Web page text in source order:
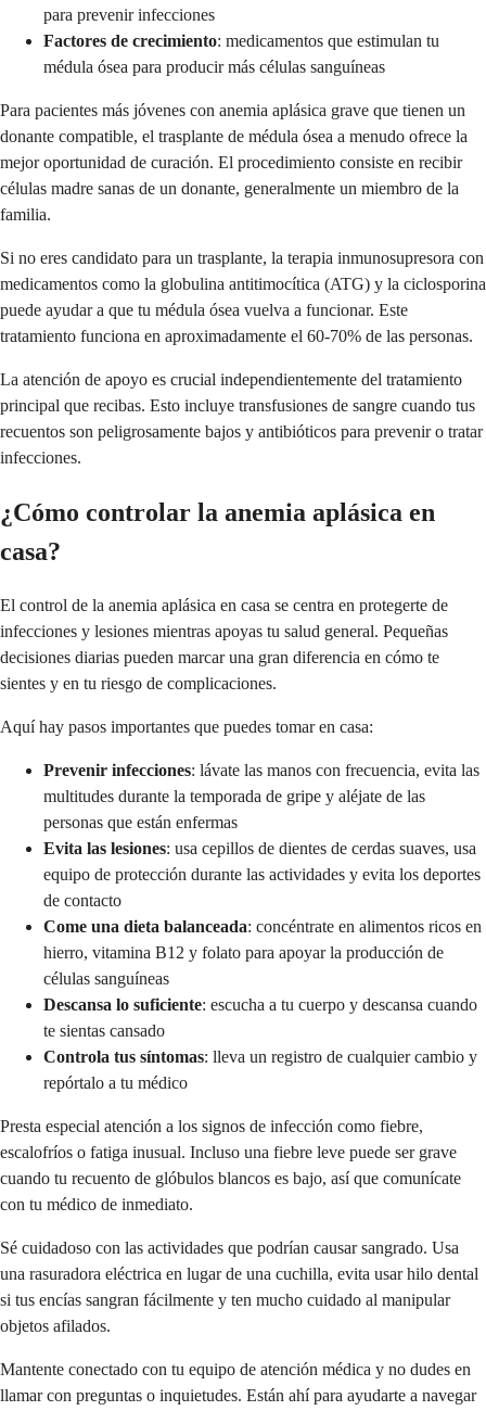
para prevenir infecciones
Factores de crecimiento: medicamentos que estimulan tu
médula ósea para producir más células sanguíneas
Para pacientes más jóvenes con anemia aplásica grave que tienen un
donante compatible, el trasplante de médula ósea a menudo ofrece la
mejor oportunidad de curación. El procedimiento consiste en recibir
células madre sanas de un donante, generalmente un miembro de la
familia.
Si no eres candidato para un trasplante, la terapia inmunosupresora con
medicamentos como la globulina antitimocítica (ATG) y la ciclosporina
puede ayudar a que tu médula ósea vuelva a funcionar. Este
tratamiento funciona en aproximadamente el 60-70% de las personas.
La atención de apoyo es crucial independientemente del tratamiento
principal que recibas. Esto incluye transfusiones de sangre cuando tus
recuentos son peligrosamente bajos y antibióticos para prevenir o tratar
infecciones.
¿Cómo controlar la anemia aplásica en
casa?
El control de la anemia aplásica en casa se centra en protegerte de
infecciones y lesiones mientras apoyas tu salud general. Pequeñas
decisiones diarias pueden marcar una gran diferencia en cómo te
sientes y en tu riesgo de complicaciones.
Aquí hay pasos importantes que puedes tomar en casa:
Prevenir infecciones: lávate las manos con frecuencia, evita las
multitudes durante la temporada de gripe y aléjate de las
personas que están enfermas
Evita las lesiones: usa cepillos de dientes de cerdas suaves, usa
equipo de protección durante las actividades y evita los deportes
de contacto
Come una dieta balanceada: concéntrate en alimentos ricos en
hierro, vitamina B12 y folato para apoyar la producción de
células sanguíneas
Descansa lo suficiente: escucha a tu cuerpo y descansa cuando
te sientas cansado
Controla tus síntomas: lleva un registro de cualquier cambio y
repórtalo a tu médico
Presta especial atención a los signos de infección como fiebre,
escalofríos o fatiga inusual. Incluso una fiebre leve puede ser grave
cuando tu recuento de glóbulos blancos es bajo, así que comunícate
con tu médico de inmediato.
Sé cuidadoso con las actividades que podrían causar sangrado. Usa
una rasuradora eléctrica en lugar de una cuchilla, evita usar hilo dental
si tus encías sangran fácilmente y ten mucho cuidado al manipular
objetos afilados.
Mantente conectado con tu equipo de atención médica y no dudes en
llamar con preguntas o inquietudes. Están ahí para ayudarte a navegar